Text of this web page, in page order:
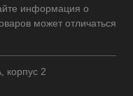
информация о
может отличаться
корпус 2